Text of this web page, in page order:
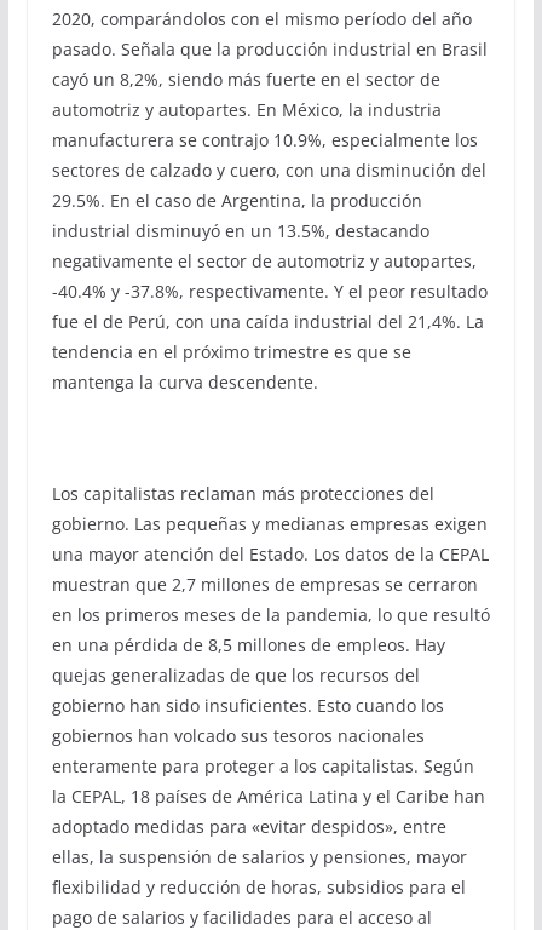
2020, comparándolos con el mismo período del año
pasado. Señala que la producción industrial en Brasil
cayó un 8,2%, siendo más fuerte en el sector de
automotriz y autopartes. En México, la industria
manufacturera se contrajo 10.9%, especialmente los
sectores de calzado y cuero, con una disminución del
29.5%. En el caso de Argentina, la producción
industrial disminuyó en un 13.5%, destacando
negativamente el sector de automotriz y autopartes,
-40.4% y -37.8%, respectivamente. Y el peor resultado
fue el de Perú, con una caída industrial del 21,4%. La
tendencia en el próximo trimestre es que se
mantenga la curva descendente.
Los capitalistas reclaman más protecciones del
gobierno. Las pequeñas y medianas empresas exigen
una mayor atención del Estado. Los datos de la CEPAL
muestran que 2,7 millones de empresas se cerraron
en los primeros meses de la pandemia, lo que resultó
en una pérdida de 8,5 millones de empleos. Hay
quejas generalizadas de que los recursos del
gobierno han sido insuficientes. Esto cuando los
gobiernos han volcado sus tesoros nacionales
enteramente para proteger a los capitalistas. Según
la CEPAL, 18 países de América Latina y el Caribe han
adoptado medidas para «evitar despidos», entre
ellas, la suspensión de salarios y pensiones, mayor
flexibilidad y reducción de horas, subsidios para el
pago de salarios y facilidades para el acceso al